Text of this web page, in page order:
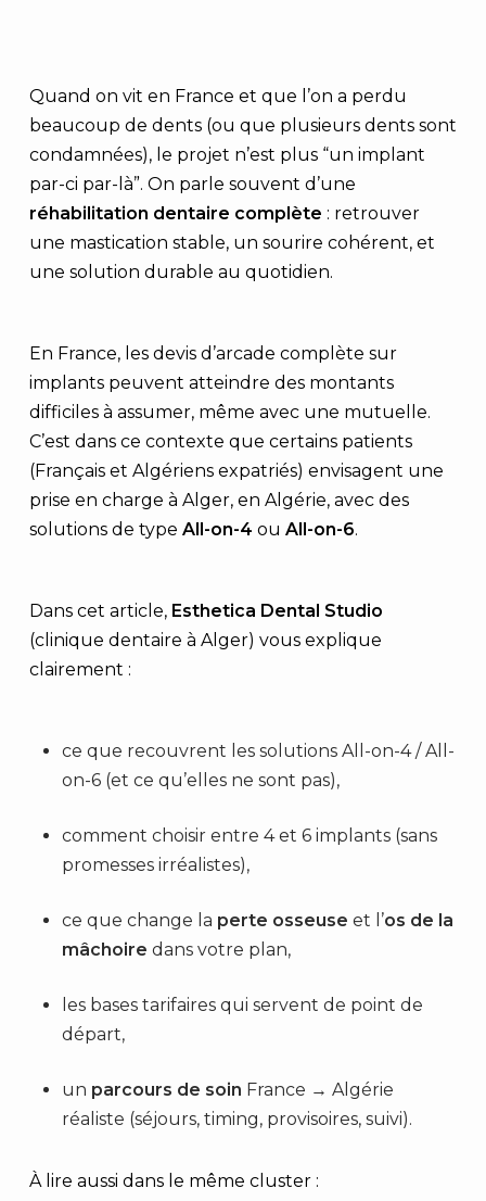
Quand on vit en France et que l’on a perdu
beaucoup de dents (ou que plusieurs dents sont
condamnées), le projet n’est plus “un implant
par-ci par-là”. On parle souvent d’une
réhabilitation dentaire complète : retrouver
une mastication stable, un sourire cohérent, et
une solution durable au quotidien.
En France, les devis d’arcade complète sur
implants peuvent atteindre des montants
difficiles à assumer, même avec une mutuelle.
C’est dans ce contexte que certains patients
(Français et Algériens expatriés) envisagent une
prise en charge à Alger, en Algérie, avec des
solutions de type All-on-4 ou All-on-6.
Dans cet article, Esthetica Dental Studio
(clinique dentaire à Alger) vous explique
clairement :
ce que recouvrent les solutions All-on-4 / All-
on-6 (et ce qu’elles ne sont pas),
comment choisir entre 4 et 6 implants (sans
promesses irréalistes),
ce que change la perte osseuse et l’os de la
mâchoire dans votre plan,
les bases tarifaires qui servent de point de
départ,
un parcours de soin France → Algérie
réaliste (séjours, timing, provisoires, suivi).
À lire aussi dans le même cluster :